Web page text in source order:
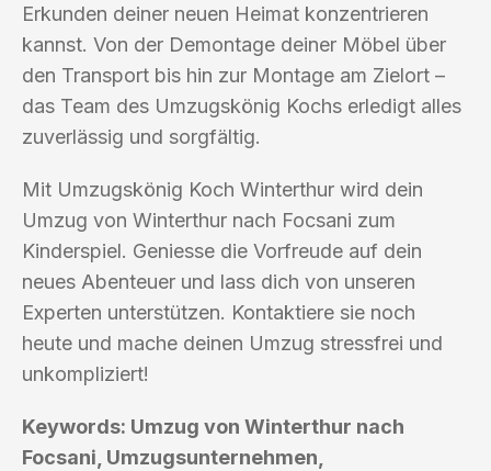
Erkunden deiner neuen Heimat konzentrieren
kannst. Von der Demontage deiner Möbel über
den Transport bis hin zur Montage am Zielort –
das Team des Umzugskönig Kochs erledigt alles
zuverlässig und sorgfältig.
Mit Umzugskönig Koch Winterthur wird dein
Umzug von Winterthur nach Focsani zum
Kinderspiel. Geniesse die Vorfreude auf dein
neues Abenteuer und lass dich von unseren
Experten unterstützen. Kontaktiere sie noch
heute und mache deinen Umzug stressfrei und
unkompliziert!
Keywords: Umzug von Winterthur nach
Focsani, Umzugsunternehmen,